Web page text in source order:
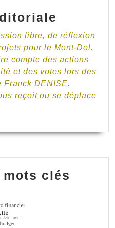
libre, de réflexion
pour le Mont-Dol.
compte des actions
et des votes lors des
Franck DENISE.
reçoit ou se déplace
mots clés